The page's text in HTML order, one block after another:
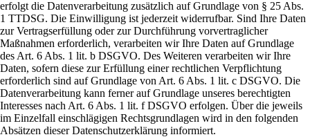
erfolgt die Datenverarbeitung zusätzlich auf Grundlage von § 25 Abs.
1 TTDSG. Die Einwilligung ist jederzeit widerrufbar. Sind Ihre Daten
zur Vertragserfüllung oder zur Durchführung vorvertraglicher
Maßnahmen erforderlich, verarbeiten wir Ihre Daten auf Grundlage
des Art. 6 Abs. 1 lit. b DSGVO. Des Weiteren verarbeiten wir Ihre
Daten, sofern diese zur Erfüllung einer rechtlichen Verpflichtung
erforderlich sind auf Grundlage von Art. 6 Abs. 1 lit. c DSGVO. Die
Datenverarbeitung kann ferner auf Grundlage unseres berechtigten
Interesses nach Art. 6 Abs. 1 lit. f DSGVO erfolgen. Über die jeweils
im Einzelfall einschlägigen Rechtsgrundlagen wird in den folgenden
Absätzen dieser Datenschutzerklärung informiert.